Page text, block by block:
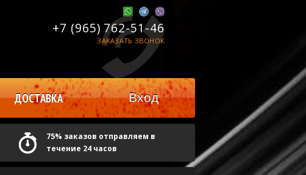
+7 (965) 762-51-46
ЗАКАЗАТЬ ЗВОНОК
ДОСТАВКА Вход
75% заказов отправляем в
течение 24 часов